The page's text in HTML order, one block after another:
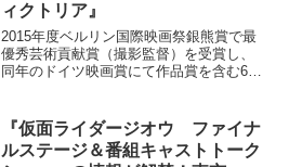
ィクトリア』
2015年度ベルリン国際映画祭銀熊賞で最
優秀芸術貢献賞（撮影監督）を受賞し、
同年のドイツ映画賞にて作品賞を含む6冠
夜をワンカットで撮影！映画『ヴィクト
リア』眩い光...
『仮面ライダージオウ ファイナ
ルステージ＆番組キャストトーク